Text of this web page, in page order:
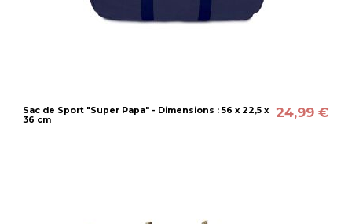
Sac de Sport "Super Papa" - Dimensions : 56 x 22,5 x
36 cm
24,99 €